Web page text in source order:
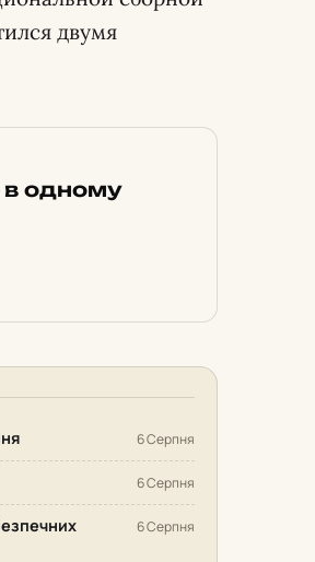
двумя
в одному
6 Серпня
6 Серпня
6 Серпня